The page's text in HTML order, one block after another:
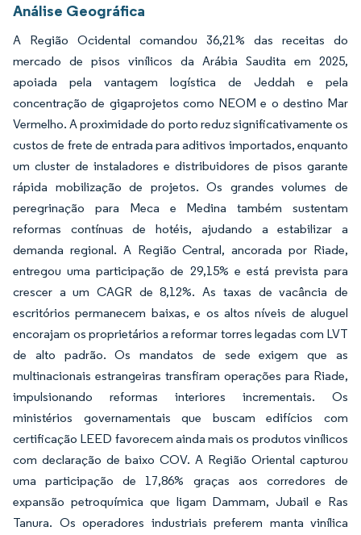
Análise Geográfica
A Região Ocidental comandou 36,21% das receitas do
mercado de pisos vinílicos da Arábia Saudita em 2025,
apoiada pela vantagem logística de Jeddah e pela
concentração de gigaprojetos como NEOM e o destino Mar
Vermelho. A proximidade do porto reduz significativamente os
custos de frete de entrada para aditivos importados, enquanto
um cluster de instaladores e distribuidores de pisos garante
rápida mobilização de projetos. Os grandes volumes de
peregrinação para Meca e Medina também sustentam
reformas contínuas de hotéis, ajudando a estabilizar a
demanda regional. A Região Central, ancorada por Riade,
entregou uma participação de 29,15% e está prevista para
crescer a um CAGR de 8,12%. As taxas de vacância de
escritórios permanecem baixas, e os altos níveis de aluguel
encorajam os proprietários a reformar torres legadas com LVT
de alto padrão. Os mandatos de sede exigem que as
multinacionais estrangeiras transfiram operações para Riade,
impulsionando reformas interiores incrementais. Os
ministérios governamentais que buscam edifícios com
certificação LEED favorecem ainda mais os produtos vinílicos
com declaração de baixo COV. A Região Oriental capturou
uma participação de 17,86% graças aos corredores de
expansão petroquímica que ligam Dammam, Jubail e Ras
Tanura. Os operadores industriais preferem manta vinílica